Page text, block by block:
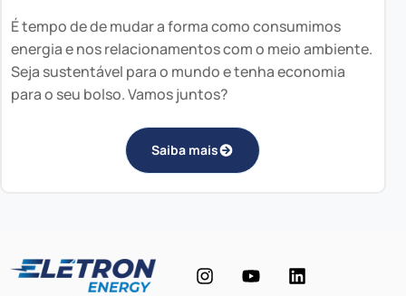
É tempo de de mudar a forma como consumimos
energia e nos relacionamentos com o meio ambiente.
Seja sustentável para o mundo e tenha economia
para o seu bolso. Vamos juntos?
Saiba mais